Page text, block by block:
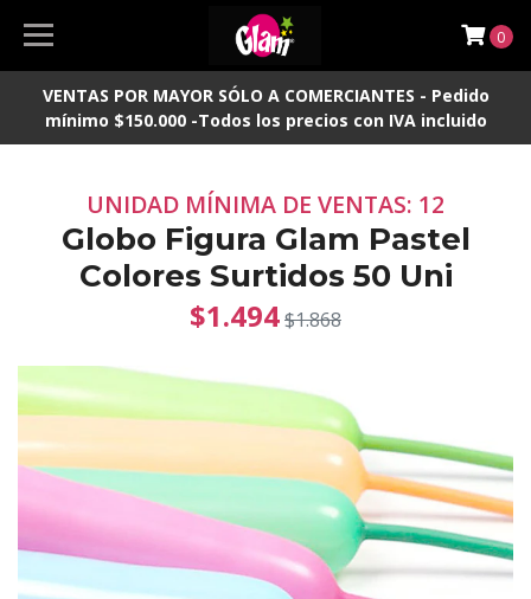
VENTAS POR MAYOR SÓLO A COMERCIANTES - Pedido
mínimo $150.000 -Todos los precios con IVA incluido
0
UNIDAD MÍNIMA DE VENTAS: 12
Globo Figura Glam Pastel
Colores Surtidos 50 Uni
$1.494$1.868